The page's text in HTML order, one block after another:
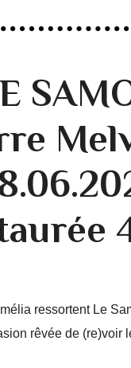
ressortent Le
rêvée de (re)voir